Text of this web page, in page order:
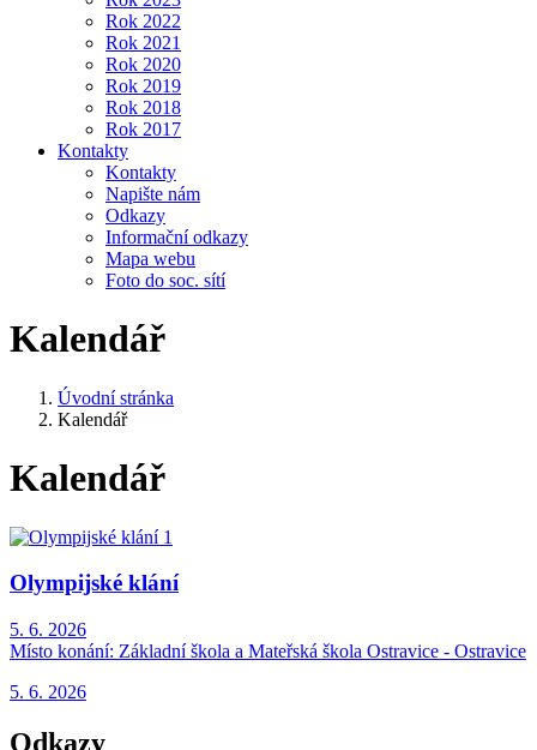
Rok 2022
Rok 2021
Rok 2020
Rok 2019
Rok 2018
Rok 2017
Kontakty
Kontakty
Napište nám
Odkazy
Informační odkazy
Mapa webu
Foto do soc. sítí
Kalendář
Úvodní stránka
Kalendář
Kalendář
Olympijské klání
5. 6. 2026
Místo konání: Základní škola a Mateřská škola Ostravice - Ostravice
5. 6. 2026
Odkazy